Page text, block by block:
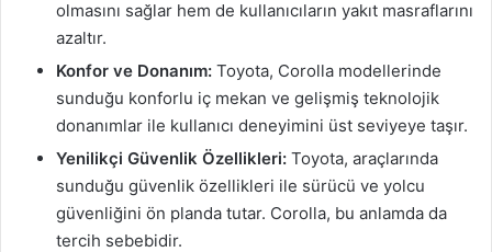
olmasını sağlar hem de kullanıcıların yakıt masraflarını
azaltır.
Konfor ve Donanım: Toyota, Corolla modellerinde
sunduğu konforlu iç mekan ve gelişmiş teknolojik
donanımlar ile kullanıcı deneyimini üst seviyeye taşır.
Yenilikçi Güvenlik Özellikleri: Toyota, araçlarında
sunduğu güvenlik özellikleri ile sürücü ve yolcu
güvenliğini ön planda tutar. Corolla, bu anlamda da
tercih sebebidir.